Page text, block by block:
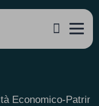
Economico-